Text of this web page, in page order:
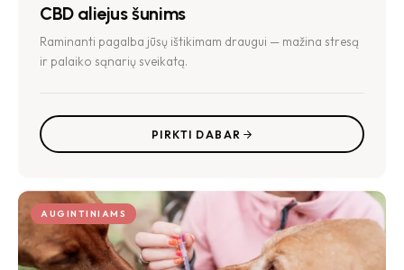
CBD aliejus šunims
Raminanti pagalba jūsų ištikimam draugui — mažina stresą
ir palaiko sąnarių sveikatą.
PIRKTI DABAR
AUGINTINIAMS